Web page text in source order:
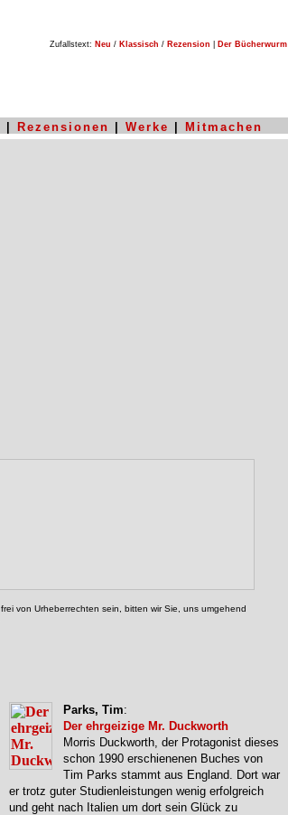
Zufallstext: Neu / Klassisch / Rezension Der Bücherwurm
Rezensionen Werke Mitmachen
von Urheberrechten sein, bitten wir Sie, uns umgehend
Parks, Tim:
Der ehrgeizige Mr. Duckworth
Morris Duckworth, der Protagonist dieses
schon 1990 erschienenen Buches von
Tim Parks stammt aus England. Dort war
er trotz guter Studienleistungen wenig erfolgreich
und geht nach Italien um dort sein Glück zu